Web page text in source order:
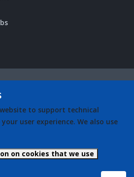
to support technical
user experience. We also use
Access full information on cookies that we use